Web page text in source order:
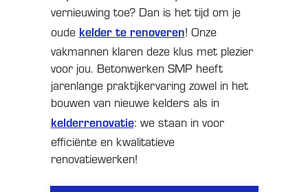
vernieuwing toe? Dan is het tijd om je
oude kelder te renoveren! Onze
vakmannen klaren deze klus met plezier
voor jou. Betonwerken SMP heeft
jarenlange praktijkervaring zowel in het
bouwen van nieuwe kelders als in
kelderrenovatie: we staan in voor
efficiënte en kwalitatieve
renovatiewerken!